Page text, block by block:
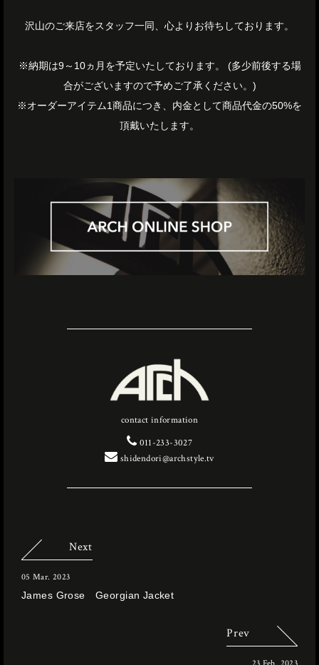
沢山のご来店をスタッフ一同、心よりお待ちしております。
※納期は9～10ヵ月を予定いたしております。 (多少前後する場
合がございますので予めご了承ください。)
※オーダーアイテム1商品につき、内金として商品代金の50%を
頂戴いたします。
contact information
011-233-3027
shidendori@archstyle.tv
Next
05 Mar. 2023
James Grose Georgian Jacket
Prev